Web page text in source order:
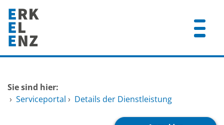
Zum Hauptinhalt springen
Dienstleistungen A-Z
Sie sind hier:
› Serviceportal › Details der Dienstleistung